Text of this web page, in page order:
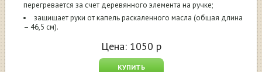
перегревается за счет деревянного элемента на ручке;
защищает руки от капель раскаленного масла (общая длина
– 46,5 см).
Цена: 1050 р
КУПИТЬ